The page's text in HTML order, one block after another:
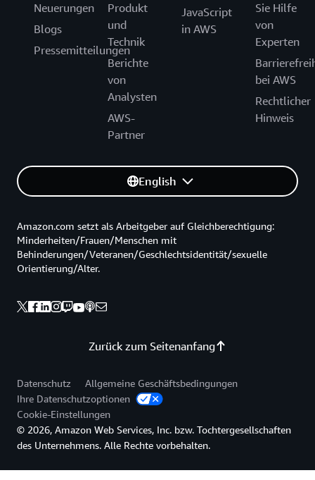
Neuerungen
Blogs
Pressemitteilungen
Produkt
und
Technik
Berichte
von
Analysten
AWS-
Partner
JavaScript
in AWS
Sie Hilfe
von
Experten
bei AWS
Rechtlicher
Hinweis
English
Zurück zum Seitenanfang
Amazon.com setzt als Arbeitgeber auf Gleichberechtigung:
Minderheiten/Frauen/Menschen mit
Behinderungen/Veteranen/Geschlechtsidentität/sexuelle
Orientierung/Alter.
Datenschutz
Allgemeine Geschäftsbedingungen
Ihre Datenschutzoptionen
Cookie-Einstellungen
© 2026, Amazon Web Services, Inc. bzw. Tochtergesellschaften
des Unternehmens. Alle Rechte vorbehalten.